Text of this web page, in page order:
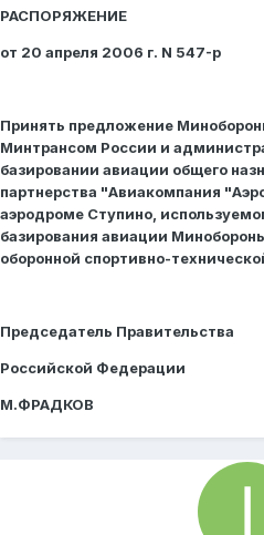
РАСПОРЯЖЕНИЕ
от 20 апреля 2006 г. N 547-р
Принять предложение
Минтрансом России и
базировании авиации общего
партнерства "Авиакомпания
аэродроме Ступино,
базирования авиации
оборонной спортивно-
Председатель Правительства
Российской Федерации
М.ФРАДКОВ